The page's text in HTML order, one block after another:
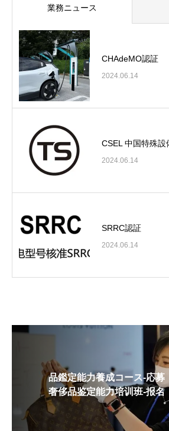
業務ニュース
CHAdeMO認証
2024.06.14
CSEL 中国特殊設
2024.06.14
SRRC認証
2024.06.14
品鑑定能力養成コース-応募
奢侈品鉴定能力培训班-报名